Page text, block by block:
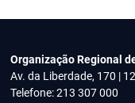
Organização Regional
Av. da Liberdade, 170 |
Telefone: 213 307 000